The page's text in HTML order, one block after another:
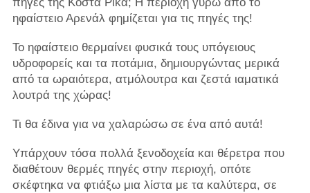
ηφαίστειο Αρενάλ φημίζεται για τις πηγές της!
Το ηφαίστειο θερμαίνει φυσικά τους υπόγειους
υδροφορείς και τα ποτάμια, δημιουργώντας μερικά
από τα ωραιότερα, ατμόλουτρα και ζεστά ιαματικά
λουτρά της χώρας!
Τι θα έδινα για να χαλαρώσω σε ένα από αυτά!
Υπάρχουν τόσα πολλά ξενοδοχεία και θέρετρα που
διαθέτουν θερμές πηγές στην περιοχή, οπότε
σκέφτηκα να φτιάξω μια λίστα με τα καλύτερα, σε